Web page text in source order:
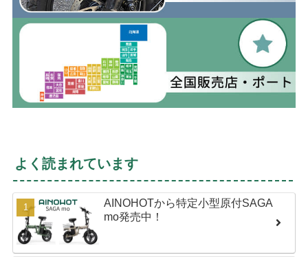
よく読まれています
AINOHOTから特定小型原付SAGA
mo発売中！